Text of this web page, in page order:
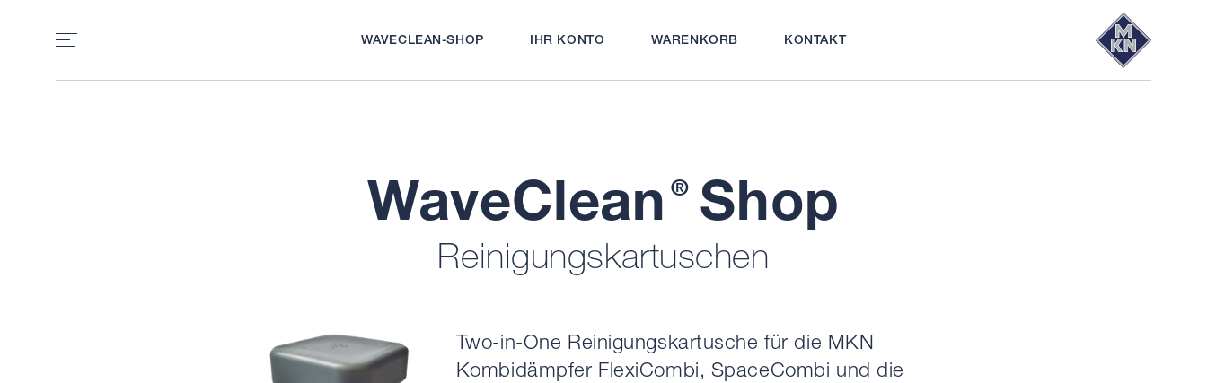
WaveClean ®Shop
Reinigungskartuschen
Two-in-One Reinigungskartusche für die MKN
Kombidämpfer FlexiCombi, SpaceCombi und die
WAVECLEAN-SHOP IHR KONTO WARENKORB KONTAKT